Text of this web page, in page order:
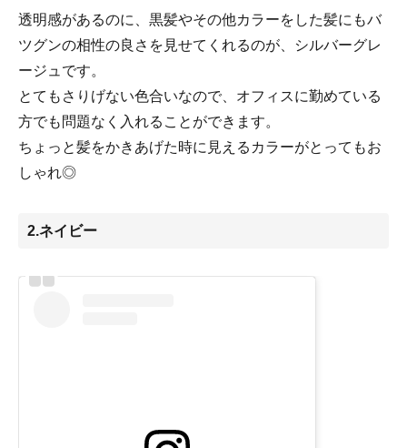
透明感があるのに、黒髪やその他カラーをした髪にもバ
ツグンの相性の良さを見せてくれるのが、シルバーグレ
ージュです。
とてもさりげない色合いなので、オフィスに勤めている
方でも問題なく入れることができます。
ちょっと髪をかきあげた時に見えるカラーがとってもお
しゃれ◎
2.ネイビー